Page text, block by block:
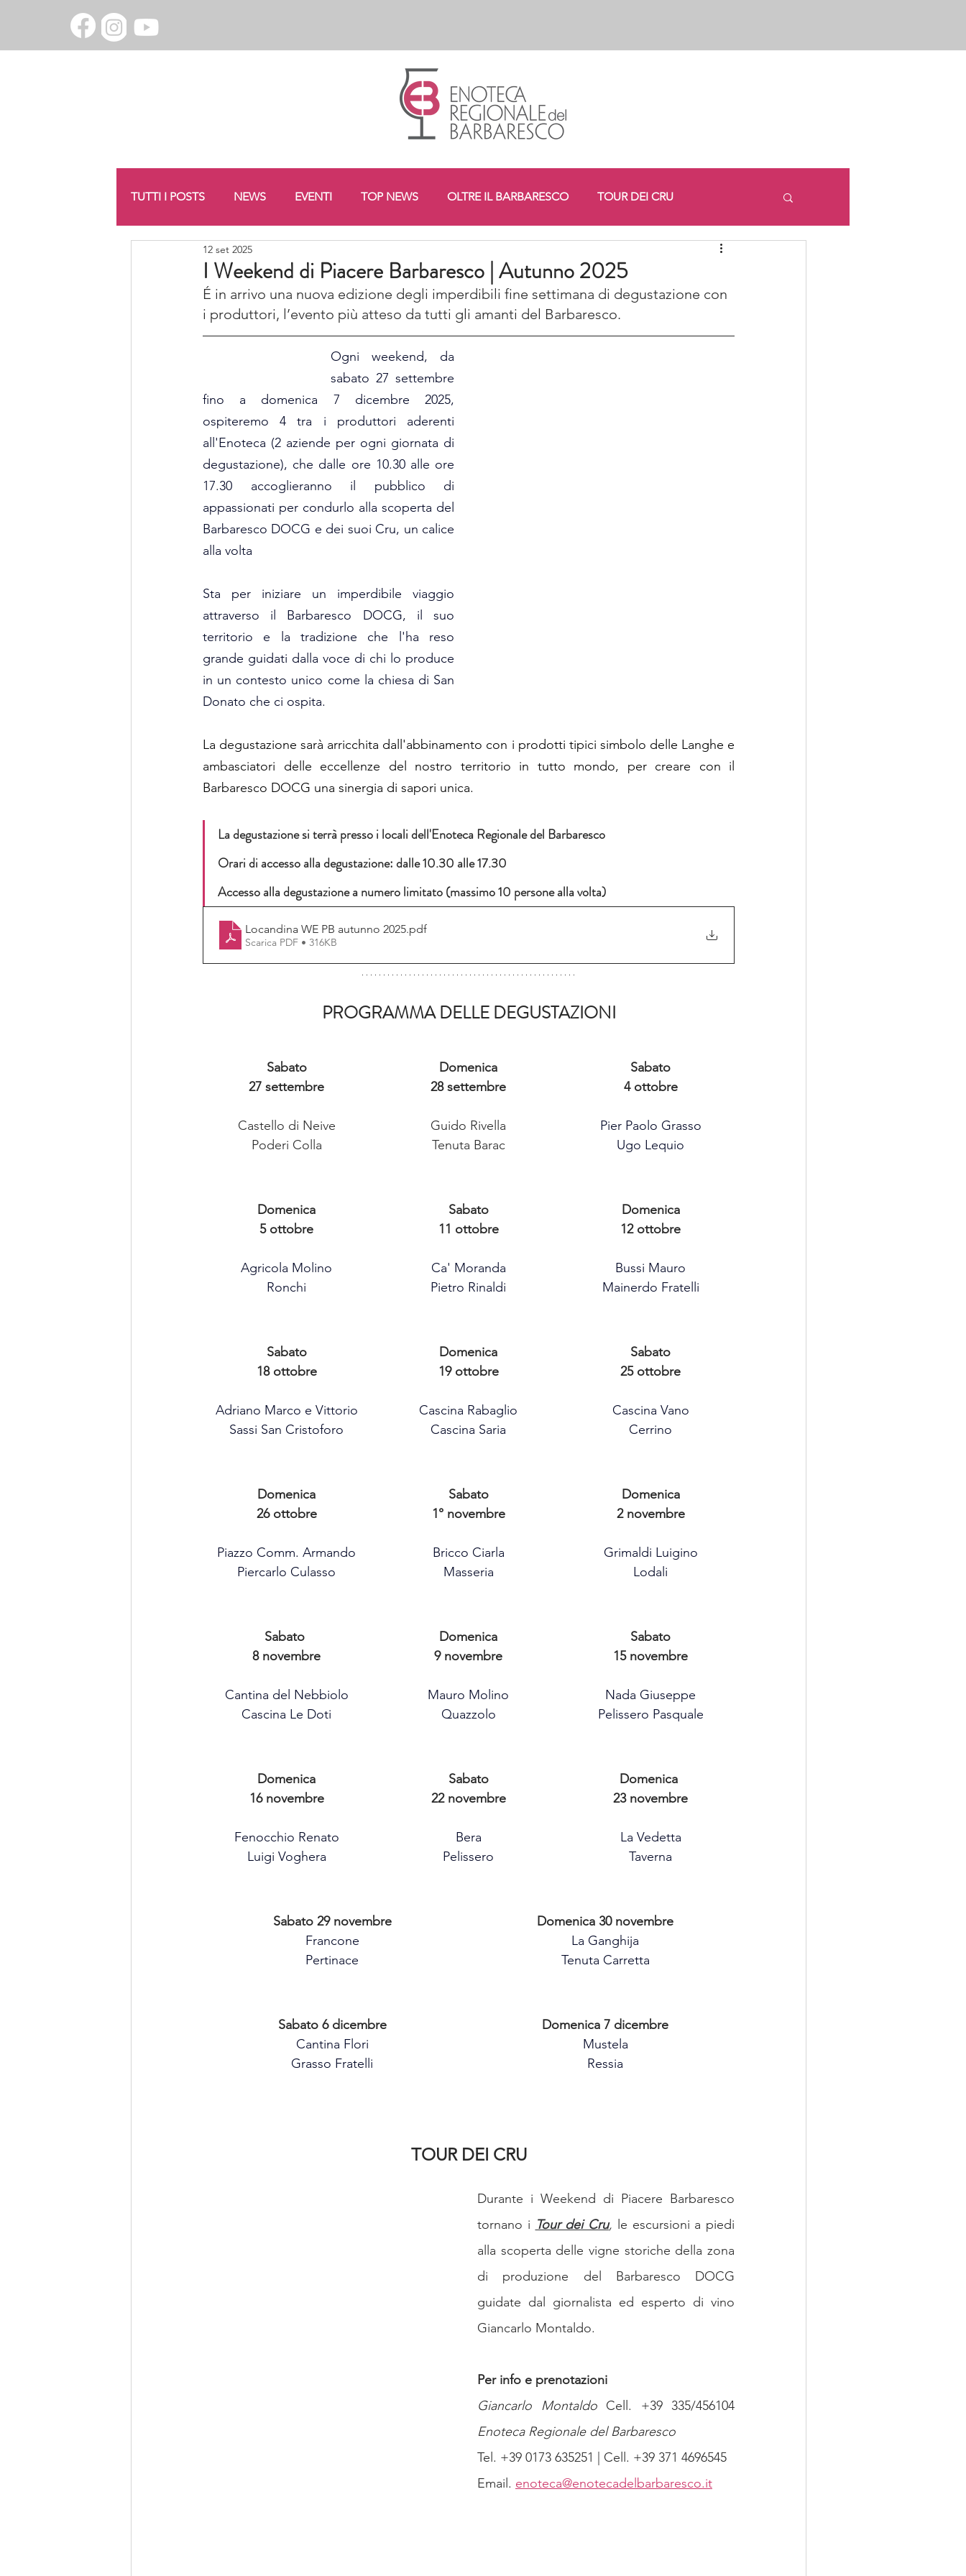
TUTTI I POSTS NEWS EVENTI TOP NEWS OLTRE IL BARBARESCO TOUR DEI CRU
PIACERE BARBARESCO
I Weekend di Piacere Barbaresco | Autunno 2025
12 set 2025
É in arrivo una nuova edizione degli imperdibili fine settimana di degustazione con
i produttori, l’evento più atteso da tutti gli amanti del Barbaresco.
Ogni weekend, da
sabato 27 settembre
fino a domenica 7 dicembre 2025,
ospiteremo 4 tra i produttori aderenti
all'Enoteca (2 aziende per ogni giornata di
degustazione), che dalle ore 10.30 alle ore
17.30 accoglieranno il pubblico di
appassionati per condurlo alla scoperta del
Barbaresco DOCG e dei suoi Cru, un calice
alla volta
Sta per iniziare un imperdibile viaggio
attraverso il Barbaresco DOCG, il suo
territorio e la tradizione che l'ha reso
grande guidati dalla voce di chi lo produce
in un contesto unico come la chiesa di San
Donato che ci ospita.
La degustazione sarà arricchita dall'abbinamento con i prodotti tipici simbolo delle Langhe e
ambasciatori delle eccellenze del nostro territorio in tutto mondo, per creare con il
Barbaresco DOCG una sinergia di sapori unica.
La degustazione si terrà presso i locali dell'Enoteca Regionale del Barbaresco
Orari di accesso alla degustazione: dalle 10.30 alle 17.30
Accesso alla degustazione a numero limitato (massimo 10 persone alla volta)
Locandina WE PB autunno 2025.pdf
Scarica PDF • 316KB
PROGRAMMA DELLE DEGUSTAZIONI
Sabato
27 settembre
Castello di Neive
Poderi Colla
Domenica
28 settembre
Guido Rivella
Tenuta Barac
Sabato
4 ottobre
Pier Paolo Grasso
Ugo Lequio
Domenica
5 ottobre
Agricola Molino
Ronchi
Sabato
11 ottobre
Ca' Moranda
Pietro Rinaldi
Domenica
12 ottobre
Bussi Mauro
Mainerdo Fratelli
Sabato
18 ottobre
Adriano Marco e Vittorio
Sassi San Cristoforo
Domenica
19 ottobre
Cascina Rabaglio
Cascina Saria
Sabato
25 ottobre
Cascina Vano
Cerrino
Domenica
26 ottobre
Piazzo Comm. Armando
Piercarlo Culasso
Sabato
1° novembre
Bricco Ciarla
Masseria
Domenica
2 novembre
Grimaldi Luigino
Lodali
Sabato
8 novembre
Cantina del Nebbiolo
Cascina Le Doti
Domenica
9 novembre
Mauro Molino
Quazzolo
Sabato
15 novembre
Nada Giuseppe
Pelissero Pasquale
Domenica
16 novembre
Fenocchio Renato
Luigi Voghera
Sabato
22 novembre
Bera
Pelissero
Domenica
23 novembre
La Vedetta
Taverna
Sabato 29 novembre
Francone
Pertinace
Domenica 30 novembre
La Ganghija
Tenuta Carretta
Sabato 6 dicembre
Cantina Flori
Grasso Fratelli
Domenica 7 dicembre
Mustela
Ressia
TOUR DEI CRU
Durante i Weekend di Piacere Barbaresco
tornano i Tour dei Cru, le escursioni a piedi
alla scoperta delle vigne storiche della zona
di produzione del Barbaresco DOCG
guidate dal giornalista ed esperto di vino
Giancarlo Montaldo.
Per info e prenotazioni
Giancarlo Montaldo
Enoteca Regionale del Barbaresco
Tel. +39 0173 635251 | Cell. +39 371 4696545
Email. enoteca@enotecadelbarbaresco.it